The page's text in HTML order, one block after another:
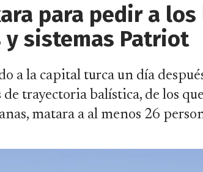
para pedir a
y sistemas Patriot
a la capital turca un día
trayectoria balística, de los
matara a al menos 26